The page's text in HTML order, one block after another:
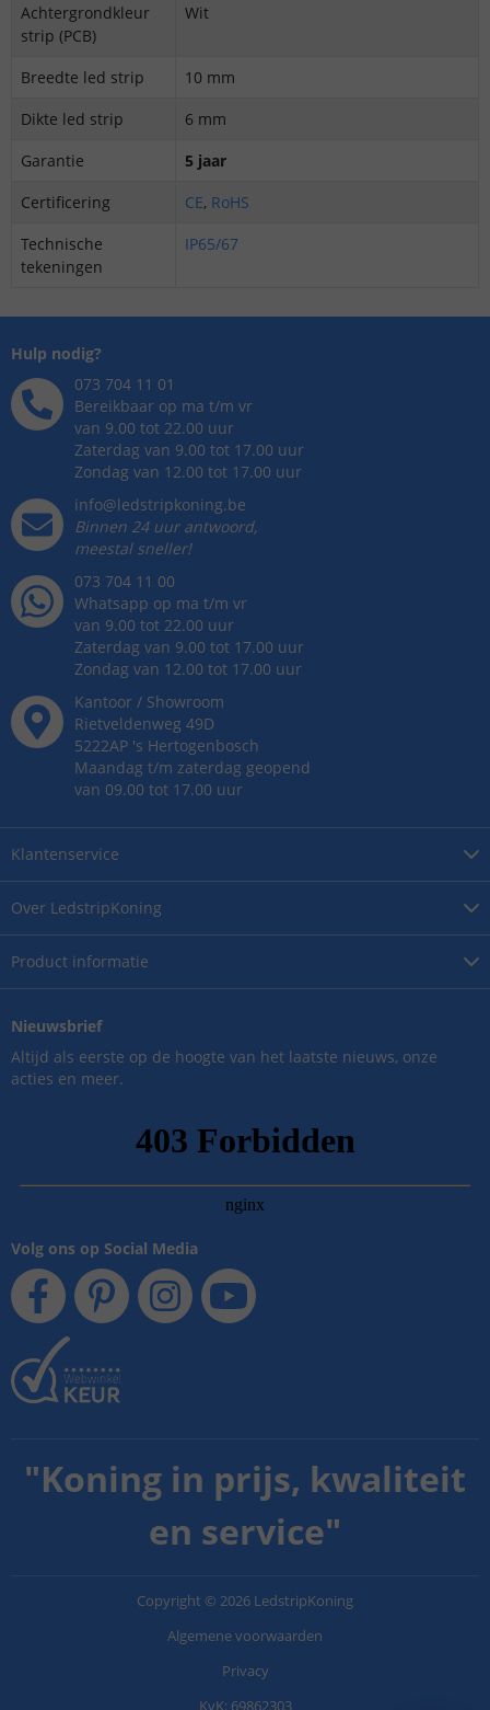
Achtergrondkleur
strip (PCB)
Wit
Breedte led strip
10 mm
Dikte led strip
6 mm
Garantie
5 jaar
Certificering
CE, RoHS
Technische
tekeningen
IP65/67
Over LedstripKoning
Product informatie
Klantenservice
Hulp nodig?
073 704 11 01
Bereikbaar op ma t/m vr
van 9.00 tot 22.00 uur
Zaterdag van 9.00 tot 17.00 uur
Zondag van 12.00 tot 17.00 uur
info@ledstripkoning.be
Binnen 24 uur antwoord,
meestal sneller!
073 704 11 00
Whatsapp op ma t/m vr
van 9.00 tot 22.00 uur
Zaterdag van 9.00 tot 17.00 uur
Zondag van 12.00 tot 17.00 uur
Kantoor / Showroom
Rietveldenweg 49D
5222AP 's Hertogenbosch
Maandag t/m zaterdag geopend
van 09.00 tot 17.00 uur
Nieuwsbrief
Altijd als eerste op de hoogte van het laatste nieuws, onze
acties en meer.
Volg ons op Social Media
"Koning in prijs, kwaliteit
en service"
Copyright © 2026 LedstripKoning
Algemene voorwaarden
Privacy
KvK: 69862303